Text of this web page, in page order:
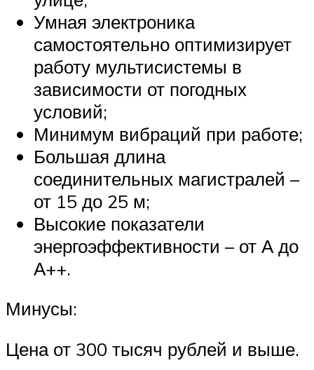
Умная электроника
самостоятельно оптимизирует
работу мультисистемы в
зависимости от погодных
условий;
Минимум вибраций при работе;
Большая длина
соединительных магистралей –
от 15 до 25 м;
Высокие показатели
энергоэффективности – от А до
А++.
Минусы:
Цена от 300 тысяч рублей и выше.